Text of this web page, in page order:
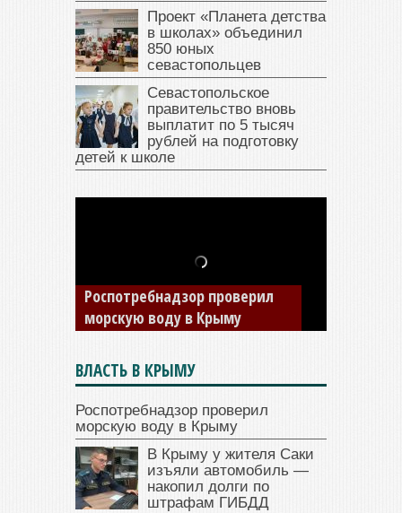
Проект «Планета детства
в школах» объединил
850 юных
севастопольцев
Севастопольское
правительство вновь
выплатит по 5 тысяч
рублей на подготовку
детей к школе
В Крыму у жителя Саки
изъяли автомобиль —
накопил долги по штрафам
ГИБДД
ВЛАСТЬ В КРЫМУ
Роспотребнадзор проверил
морскую воду в Крыму
В Крыму у жителя Саки
изъяли автомобиль —
накопил долги по
штрафам ГИБДД